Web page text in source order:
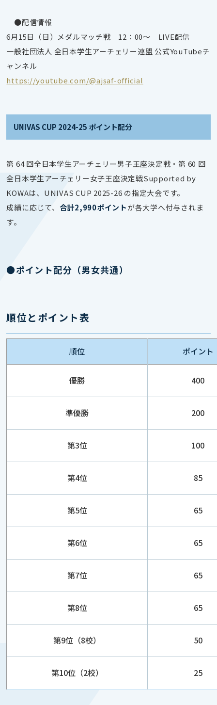
●配信情報
6月15日（日）メダルマッチ戦 12：00～ LIVE配信
一般社団法人 全日本学生アーチェリー連盟 公式YouTubeチ
ャンネル
https://youtube.com/@ajsaf-official
UNIVAS CUP 2024-25 ポイント配分
第 64 回全日本学生アーチェリー男子王座決定戦・第 60 回
全日本学生アーチェリー女子王座決定戦Supported by
KOWAは、UNIVAS CUP 2025-26 の指定大会です。
成績に応じて、 合計2,990ポイントが各大学へ付与されま
す。
●ポイント配分（男女共通）
順位とポイント表
順位 ポイント
優勝 400
準優勝 200
第3位 100
第4位 85
第5位 65
第6位 65
第7位 65
第8位 65
第9位（8校） 50
第10位（2校） 25